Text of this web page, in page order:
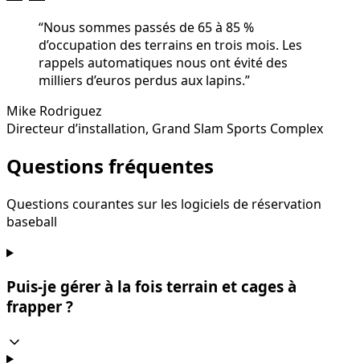
“Nous sommes passés de 65 à 85 %
d’occupation des terrains en trois mois. Les
rappels automatiques nous ont évité des
milliers d’euros perdus aux lapins.”
Mike Rodriguez
Directeur d’installation, Grand Slam Sports Complex
Questions fréquentes
Questions courantes sur les logiciels de réservation
baseball
Puis-je gérer à la fois terrain et cages à
frapper ?